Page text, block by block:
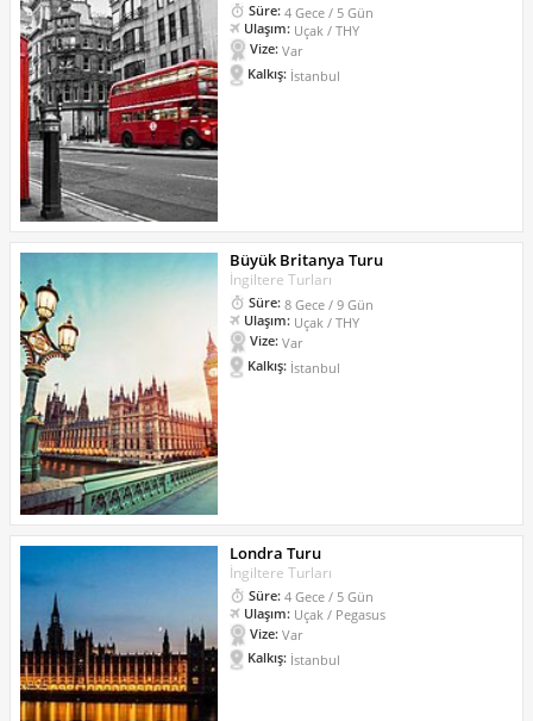
Süre: 4 Gece / 5 Gün
Ulaşım: Uçak / THY
Vize: Var
Kalkış: İstanbul
Büyük Britanya Turu
İngiltere Turları
Süre: 8 Gece / 9 Gün
Ulaşım: Uçak / THY
Vize: Var
Kalkış: İstanbul
Londra Turu
İngiltere Turları
Süre: 4 Gece / 5 Gün
Ulaşım: Uçak / Pegasus
Vize: Var
Kalkış: İstanbul